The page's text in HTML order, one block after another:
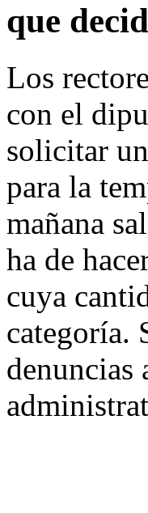
que
Los
con el
solicitar
para la
mañana
ha de
cuya
categoría.
denuncias